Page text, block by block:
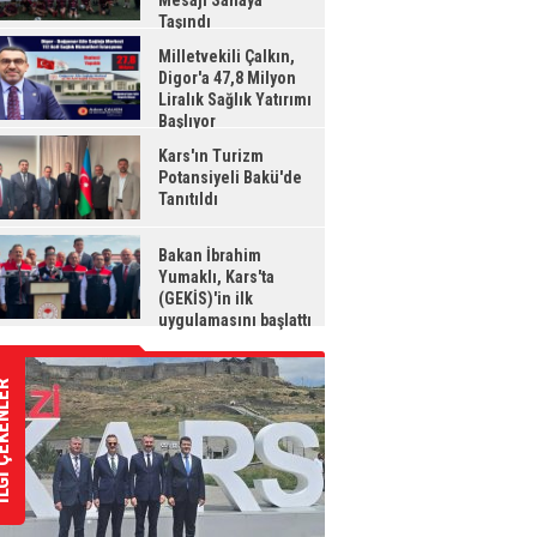
Taşındı
Milletvekili Çalkın,
Digor'a 47,8 Milyon
Liralık Sağlık Yatırımı
Başlıyor
Kars'ın Turizm
Potansiyeli Bakü'de
Tanıtıldı
Bakan İbrahim
Yumaklı, Kars'ta
(GEKİS)'in ilk
uygulamasını başlattı